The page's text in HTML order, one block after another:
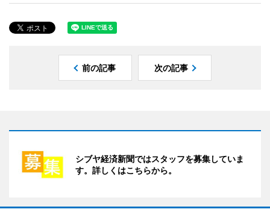
前の記事 次の記事
シブヤ経済新聞ではスタッフを募集していま
す。詳しくはこちらから。